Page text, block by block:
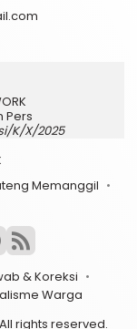
Pers
K/X/2025
Memanggil
& Koreksi
Warga
rights reserved.